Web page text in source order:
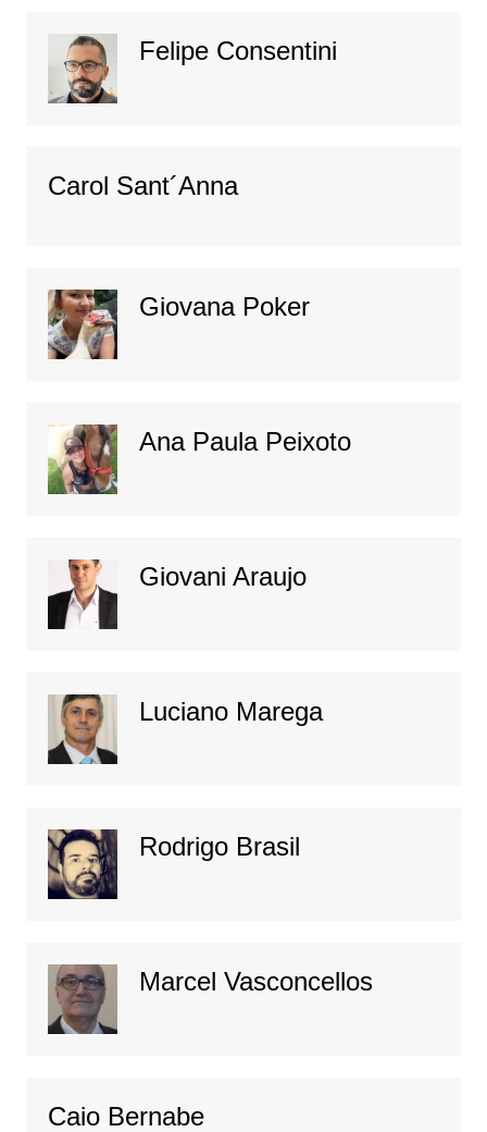
Felipe Consentini
Carol Sant´Anna
Giovana Poker
Ana Paula Peixoto
Giovani Araujo
Luciano Marega
Rodrigo Brasil
Marcel Vasconcellos
Caio Bernabe